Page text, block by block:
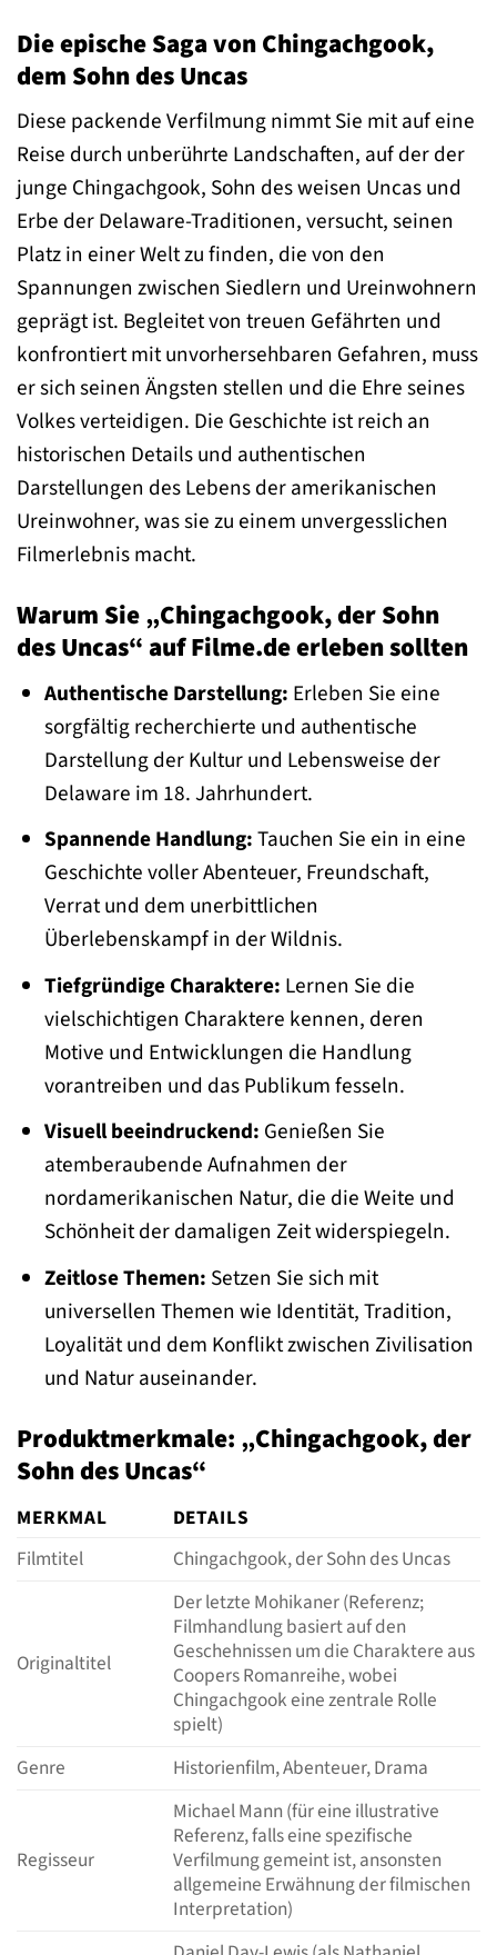
Die epische Saga von Chingachgook,
dem Sohn des Uncas
Diese packende Verfilmung nimmt Sie mit auf eine
Reise durch unberührte Landschaften, auf der der
junge Chingachgook, Sohn des weisen Uncas und
Erbe der Delaware-Traditionen, versucht, seinen
Platz in einer Welt zu finden, die von den
Spannungen zwischen Siedlern und Ureinwohnern
geprägt ist. Begleitet von treuen Gefährten und
konfrontiert mit unvorhersehbaren Gefahren, muss
er sich seinen Ängsten stellen und die Ehre seines
Volkes verteidigen. Die Geschichte ist reich an
historischen Details und authentischen
Darstellungen des Lebens der amerikanischen
Ureinwohner, was sie zu einem unvergesslichen
Filmerlebnis macht.
Warum Sie „Chingachgook, der Sohn
des Uncas“ auf Filme.de erleben sollten
Authentische Darstellung: Erleben Sie eine
sorgfältig recherchierte und authentische
Darstellung der Kultur und Lebensweise der
Delaware im 18. Jahrhundert.
Spannende Handlung:Tauchen Sie ein in eine
Geschichte voller Abenteuer, Freundschaft,
Verrat und dem unerbittlichen
Überlebenskampf in der Wildnis.
Tiefgründige Charaktere: Lernen Sie die
vielschichtigen Charaktere kennen, deren
Motive und Entwicklungen die Handlung
vorantreiben und das Publikum fesseln.
Visuell beeindruckend: Genießen Sie
atemberaubende Aufnahmen der
nordamerikanischen Natur, die die Weite und
Schönheit der damaligen Zeit widerspiegeln.
Zeitlose Themen: Setzen Sie sich mit
universellen Themen wie Identität, Tradition,
Loyalität und dem Konflikt zwischen Zivilisation
und Natur auseinander.
Produktmerkmale: „Chingachgook, der
Sohn des Uncas“
MERKMAL
DETAILS
Filmtitel
Chingachgook, der Sohn des Uncas
Originaltitel
Der letzte Mohikaner (Referenz;
Filmhandlung basiert auf den
Geschehnissen um die Charaktere aus
Coopers Romanreihe, wobei
Chingachgook eine zentrale Rolle
spielt)
Genre
Historienfilm, Abenteuer, Drama
Regisseur
Michael Mann (für eine illustrative
Referenz, falls eine spezifische
Verfilmung gemeint ist, ansonsten
allgemeine Erwähnung der filmischen
Interpretation)